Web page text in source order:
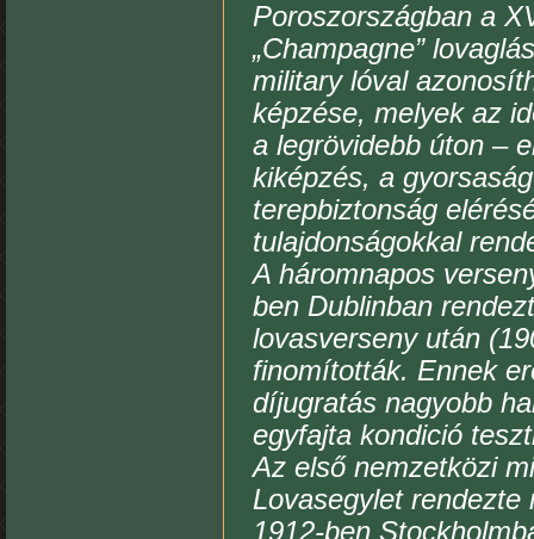
Poroszországban a
„Champagne”
military lóval
képzése, melyek az
a legrövidebb úton –
kiképzés, a
terepbiztonság
tulajdonságokkal
A háromnapos
ben Dublinban
lovasverseny után
finomították. Ennek
díjugratás nagyobb
egyfajta kondició
Az első nemzetközi
Lovasegylet rendezte
1912-ben